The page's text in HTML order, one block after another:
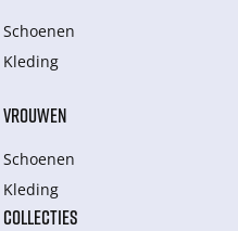
Schoenen
Kleding
VROUWEN
Schoenen
Kleding
COLLECTIES